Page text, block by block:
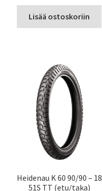
Lisää ostoskoriin
Heidenau K 60 90/90 – 18
51S TT (etu/taka)